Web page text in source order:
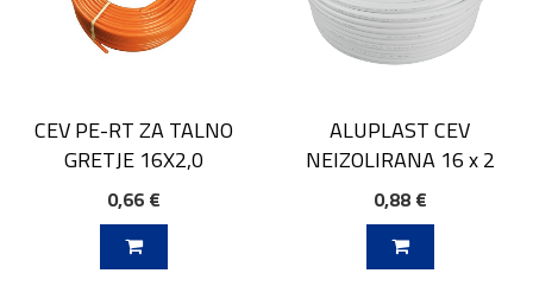
CEV PE-RT ZA TALNO
GRETJE 16X2,0
0,66 €
ALUPLAST CEV
NEIZOLIRANA 16 x 2
0,88 €